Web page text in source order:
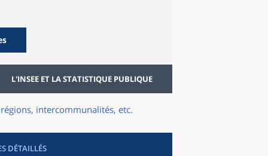
L'INSEE ET LA STATISTIQUE PUBLIQUE
intercommunalités, etc.
DÉTAILLÉS